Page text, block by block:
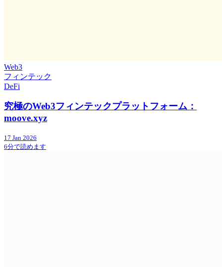
Web3
フィンテック
DeFi
究極のWeb3フィンテックプラットフォーム：
moove.xyz
17 Jan 2026
6分で読めます